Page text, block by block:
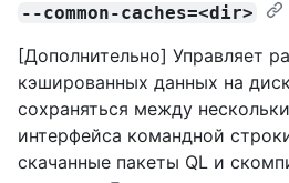
--common-caches=<dir>
[Дополнительно] Управляет
кэшированных данных на
сохраняться между
интерфейса командной
скачанные пакеты QL и